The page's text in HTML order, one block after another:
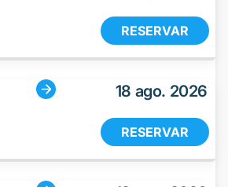
RESERVAR
18 ago. 2026
RESERVAR